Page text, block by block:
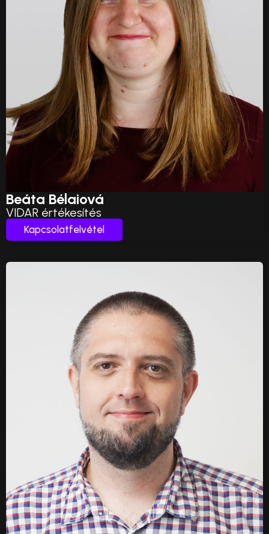
Beáta Bélaiová
VIDAR értékesítés
Kapcsolatfelvétel